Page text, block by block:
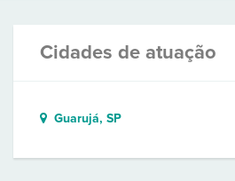
Cidades de atuação
Guarujá, SP